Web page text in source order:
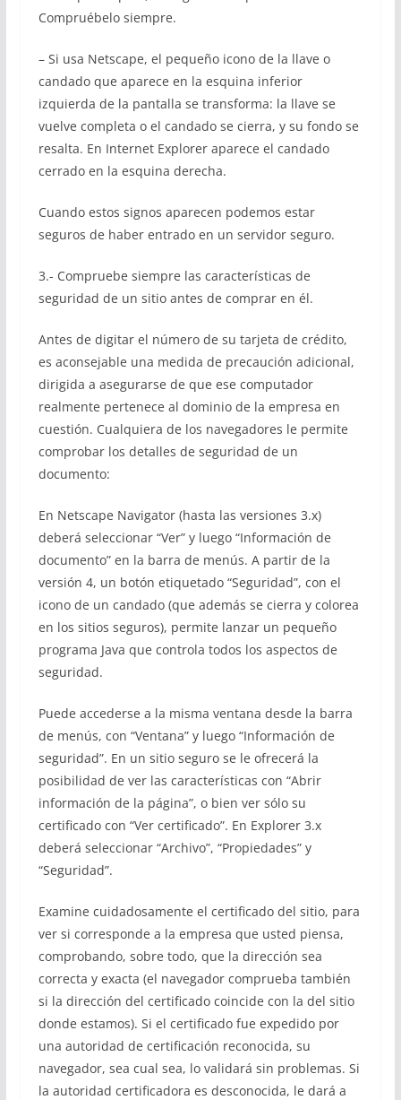
Compruébelo siempre.
– Si usa Netscape, el pequeño icono de la llave o
candado que aparece en la esquina inferior
izquierda de la pantalla se transforma: la llave se
vuelve completa o el candado se cierra, y su fondo se
resalta. En Internet Explorer aparece el candado
cerrado en la esquina derecha.
Cuando estos signos aparecen podemos estar
seguros de haber entrado en un servidor seguro.
3.- Compruebe siempre las características de
seguridad de un sitio antes de comprar en él.
Antes de digitar el número de su tarjeta de crédito,
es aconsejable una medida de precaución adicional,
dirigida a asegurarse de que ese computador
realmente pertenece al dominio de la empresa en
cuestión. Cualquiera de los navegadores le permite
comprobar los detalles de seguridad de un
documento:
En Netscape Navigator (hasta las versiones 3.x)
deberá seleccionar “Ver” y luego “Información de
documento” en la barra de menús. A partir de la
versión 4, un botón etiquetado “Seguridad”, con el
icono de un candado (que además se cierra y colorea
en los sitios seguros), permite lanzar un pequeño
programa Java que controla todos los aspectos de
seguridad.
Puede accederse a la misma ventana desde la barra
de menús, con “Ventana” y luego “Información de
seguridad”. En un sitio seguro se le ofrecerá la
posibilidad de ver las características con “Abrir
información de la página”, o bien ver sólo su
certificado con “Ver certificado”. En Explorer 3.x
deberá seleccionar “Archivo”, “Propiedades” y
“Seguridad”.
Examine cuidadosamente el certificado del sitio, para
ver si corresponde a la empresa que usted piensa,
comprobando, sobre todo, que la dirección sea
correcta y exacta (el navegador comprueba también
si la dirección del certificado coincide con la del sitio
donde estamos). Si el certificado fue expedido por
una autoridad de certificación reconocida, su
navegador, sea cual sea, lo validará sin problemas. Si
la autoridad certificadora es desconocida, le dará a